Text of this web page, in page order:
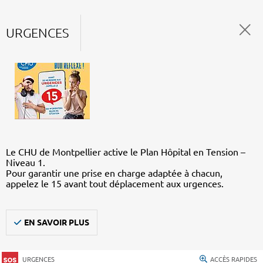
URGENCES
Le CHU de Montpellier active le Plan Hôpital en Tension –
Niveau 1.
Pour garantir une prise en charge adaptée à chacun,
appelez le 15 avant tout déplacement aux urgences.
EN SAVOIR PLUS
URGENCES ACCÈS RAPIDES